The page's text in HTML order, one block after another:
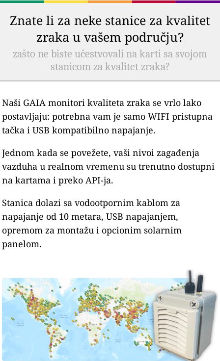
Znate li za neke stanice za kvalitet
zraka u vašem području?
zašto ne biste učestvovali na karti sa svojom
stanicom za kvalitet zraka?
Naši GAIA monitori kvaliteta zraka se vrlo lako
postavljaju: potrebna vam je samo WIFI pristupna
tačka i USB kompatibilno napajanje.
Jednom kada se povežete, vaši nivoi zagađenja
vazduha u realnom vremenu su trenutno dostupni
na kartama i preko API-ja.
Stanica dolazi sa vodootpornim kablom za
napajanje od 10 metara, USB napajanjem,
opremom za montažu i opcionim solarnim
panelom.